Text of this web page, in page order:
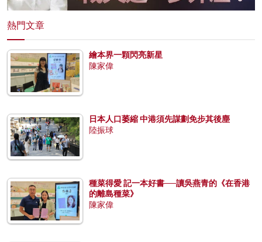
熱門文章
繪本界一顆閃亮新星
陳家偉
日本人口萎縮 中港須先謀劃免步其後塵
陸振球
種菜得愛 記一本好書──讀吳燕青的《在香港
的離島種菜》
陳家偉